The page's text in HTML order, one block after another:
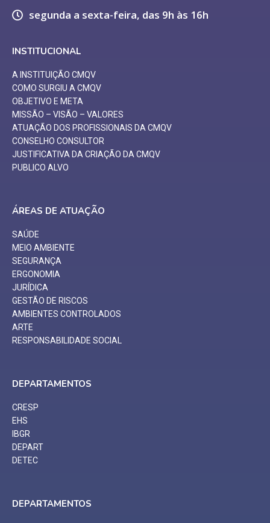
segunda a sexta-feira, das 9h às 16h
INSTITUCIONAL
A INSTITUIÇÃO CMQV
COMO SURGIU A CMQV
OBJETIVO E META
MISSÃO – VISÃO – VALORES
ATUAÇÃO DOS PROFISSIONAIS DA CMQV
CONSELHO CONSULTOR
JUSTIFICATIVA DA CRIAÇÃO DA CMQV
PUBLICO ALVO
ÁREAS DE ATUAÇÃO
SAÚDE
MEIO AMBIENTE
SEGURANÇA
ERGONOMIA
JURÍDICA
GESTÃO DE RISCOS
AMBIENTES CONTROLADOS
ARTE
RESPONSABILIDADE SOCIAL
DEPARTAMENTOS
CRESP
EHS
IBGR
DEPART
DETEC
DEPARTAMENTOS